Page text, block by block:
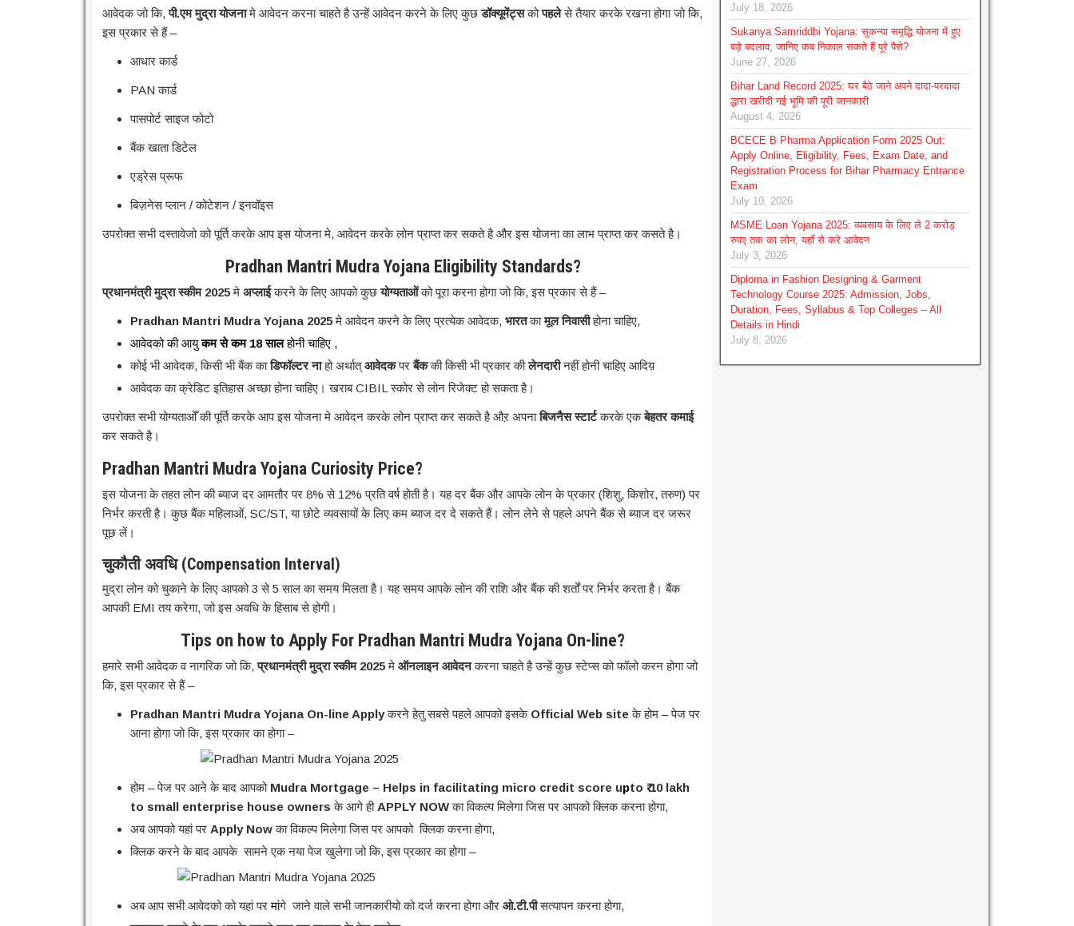
आवेदक जो कि, पी.एम मुद्रा योजनामे आवेदन करना चाहते है उन्हें आवेदन करने के लिए कुछडॉक्यूमेंट्सकोपहलेसे तैयार करके रखना होगा जो कि,
इस प्रकार से हैं –
आधार कार्ड
PAN कार्ड
पासपोर्ट साइज फोटो
बैंक खाता डिटेल
एड्रेस प्रूफ
बिज़नेस प्लान / कोटेशन / इनवॉइस
उपरोक्त सभी दस्तावेजो को पूर्ति करके आप इस योजना मे, आवेदन करके लोन प्राप्त कर सकते है और इस योजना का लाभ प्राप्त कर कसते है।
Pradhan Mantri Mudra Yojana Eligibility Standards?
प्रधानमंत्री मुद्रा स्कीम 2025मे अप्लाईकरने के लिए आपको कुछयोग्यताओंको पूरा करना होगा जो कि, इस प्रकार से हैं –
Pradhan Mantri Mudra Yojana 2025मे आवेदन करने के लिए प्रत्येक आवेदक, भारतकामूल निवासीहोना चाहिए,
आवेदको की आयुकम से कम 18 सालहोनी चाहिए ,
कोई भी आवेदक, किसी भी बैंक काडिफॉल्टर नाहो अर्थात्आवेदकपरबैंककी किसी भी प्रकार कीलेनदारीनहीं होनी चाहिए आदिय़
आवेदक का क्रेडिट इतिहास अच्छा होना चाहिए। खराब CIBIL स्कोर से लोन रिजेक्ट हो सकता है।
उपरोक्त सभी योग्यताओँ की पूर्ति करके आप इस योजना मे आवेदन करके लोन प्राप्त कर सकते है औऱ अपनाबिजनैस स्टार्टकरके एकबेहतर कमाई
कर सकते है।
Pradhan Mantri Mudra Yojana Curiosity Price?
इस योजना के तहत लोन की ब्याज दर आमतौर पर 8% से 12% प्रति वर्ष होती है। यह दर बैंक और आपके लोन के प्रकार (शिशु, किशोर, तरुण) पर
निर्भर करती है। कुछ बैंक महिलाओं, SC/ST, या छोटे व्यवसायों के लिए कम ब्याज दर दे सकते हैं। लोन लेने से पहले अपने बैंक से ब्याज दर जरूर
पूछ लें।
चुकौती अवधि (Compensation Interval)
मुद्रा लोन को चुकाने के लिए आपको 3 से 5 साल का समय मिलता है। यह समय आपके लोन की राशि और बैंक की शर्तों पर निर्भर करता है। बैंक
आपकी EMI तय करेगा, जो इस अवधि के हिसाब से होगी।
Tips on how to Apply For Pradhan Mantri Mudra Yojana On-line?
हमारे सभी आवेदक व नागरिक जो कि, प्रधानमंत्री मुद्रा स्कीम 2025मे ऑनलाइन आवेदनकरना चाहते है उन्हें कुछ स्टेप्स को फॉलो करन होगा जो
कि, इस प्रकार से हैं –
Pradhan Mantri Mudra Yojana On-line Applyकरने हेतु सबसे पहले आपको इसके Official Web siteके होम – पेज पर
आना होगा जो कि, इस प्रकार का होगा –
होम – पेज पर आने के बाद आपको Mudra Mortgage – Helps in facilitating micro credit score upto ₹ 10 lakh
to small enterprise house owners के आगे ही APPLY NOWका विकल्प मिलेगा जिस पर आपको क्लिक करना होगा,
अब आपको यहां पर Apply Nowका विकल्प मिलेगा जिस पर आपको क्लिक करना होगा,
क्लिक करने के बाद आपके सामने एक नया पेज खुलेगा जो कि, इस प्रकार का होगा –
अब आप सभी आवेदको को यहां परमांगे जाने वाले सभी जानकारीयो को दर्ज करना होगा और ओ.टी.पीसत्यापन करना होगा,
July 18, 2026
Sukanya Samriddhi Yojana: सुकन्या समृद्धि योजना में हुए
बड़े बदलाव, जानिए कब निकाल सकते हैं पूरे पैसे?
June 27, 2026
Bihar Land Record 2025: घर बैठे जाने अपने दादा-परदादा
द्धारा खरीदी गई भूमि की पूरी जानकारी
August 4, 2026
BCECE B Pharma Application Form 2025 Out:
Apply Online, Eligibility, Fees, Exam Date, and
Registration Process for Bihar Pharmacy Entrance
Exam
July 10, 2026
MSME Loan Yojana 2025: व्यवसाय के लिए ले 2 करोड़
रुपए तक का लोन, यहाँ से करे आवेदन
July 3, 2026
Diploma in Fashion Designing & Garment
Technology Course 2025: Admission, Jobs,
Duration, Fees, Syllabus & Top Colleges – All
Details in Hindi
July 8, 2026